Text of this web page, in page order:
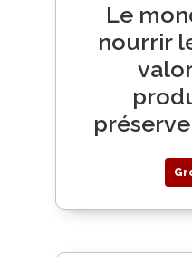
Le
nourrir